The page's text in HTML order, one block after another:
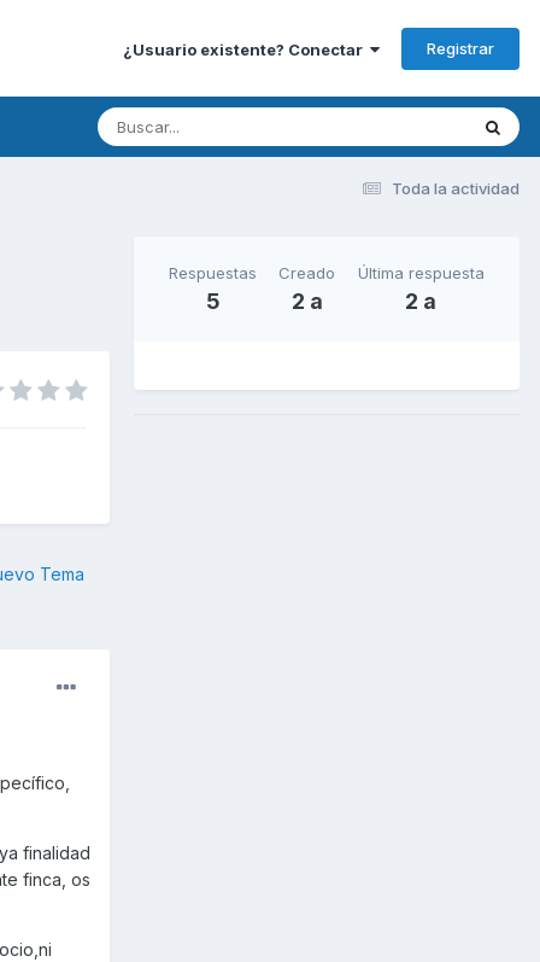
¿Usuario existente? Conectar Registrar
Toda la actividad
Tema
finalidad
finca, os
Respuestas
5
Creado
2 a
Última respuesta
2 a